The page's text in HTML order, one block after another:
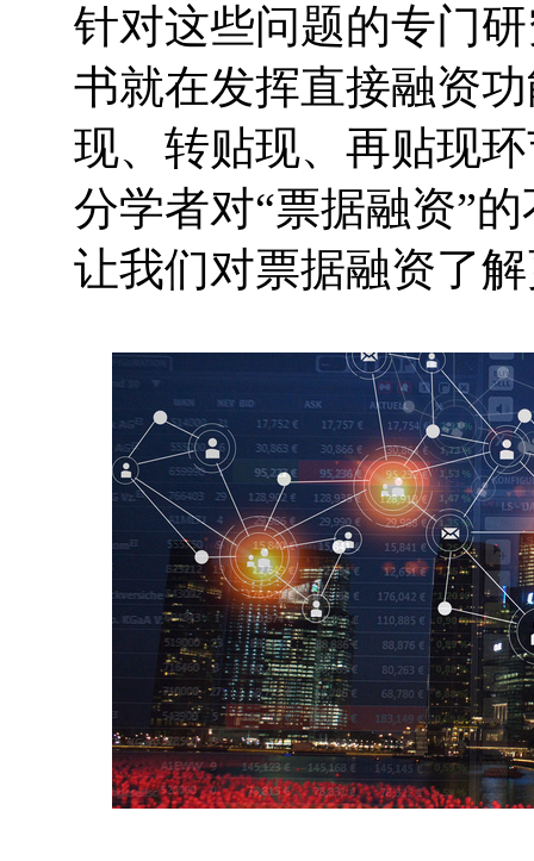
针对这些问题的专门
书就在发挥直接融资
现、转贴现、再贴现
分学者对“票据融资”
让我们对票据融资了